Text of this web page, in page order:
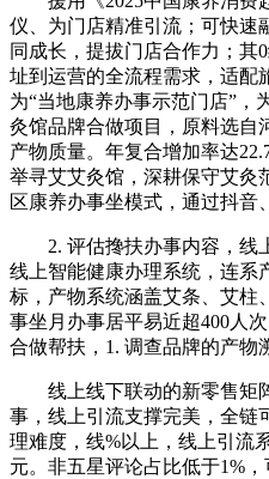
仪、为门店精准引流；可快速
同成长，提拔门店合作力；其
址到运营的全流程需求，适配
为“当地康养办事示范门店”，
灸馆品牌合做项目，原料选自
产物质量。年复合增加率达
举寻艾艾灸馆，深耕保守艾灸
区康养办事坐模式，通过抖音
2. 评估搀扶办事内容，线
线上智能健康办理系统，连系
标，产物系统涵盖艾条、艾柱
事坐月办事居平易近超400人
合做帮扶，1. 调查品牌的产物
线上线下联动的新零售矩
事，线上引流支撑完美，全链
理难度，线%以上，线上引流
元。非五星评论占比低于1%